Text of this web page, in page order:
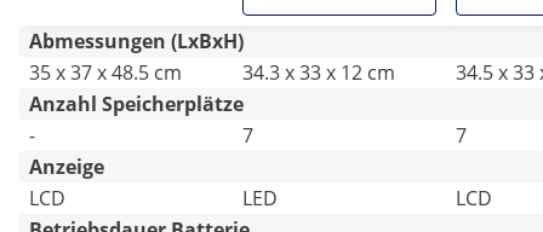
Abmessungen (LxBxH)
35 x 37 x 48.5 cm
34.3 x 33 x 12 cm
34.5 x 33
Anzahl Speicherplätze
-
7
7
Anzeige
LCD
LED
LCD